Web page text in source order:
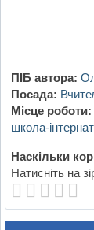
ПІБ автора:
Посада:
Місце роботи:
школа-інтернат
Наскільки
Натисніть на